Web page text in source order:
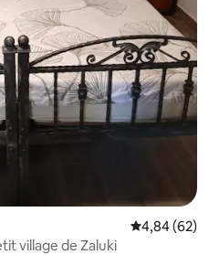
Évaluation
4,84 (62)
village de Zaluki